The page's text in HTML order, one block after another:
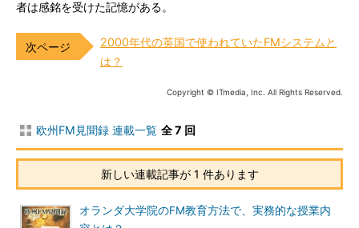
者は感銘を受けた記憶がある。
2000年代の英国で使われていたFMシステムと
は？
Copyright © ITmedia, Inc. All Rights Reserved.
欧州FM見聞録 連載一覧 全 7 回
新しい連載記事が 1 件あります
オランダ大学院のFM教育方法で、実務的な授業内